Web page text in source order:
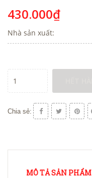
430.000₫
Nhà sản xuất:
Chia sẻ:
MÔ TẢ SẢN PHẨM